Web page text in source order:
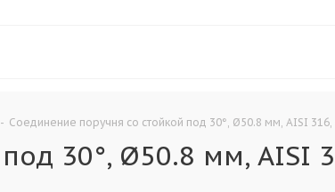
- Соединение поручня со стойкой под 30°, Ø50.8 мм, AISI 316,
30°, Ø50.8 мм, AISI